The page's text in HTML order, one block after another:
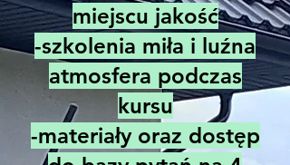
miejscu jakość
-szkolenia miła i luźna
atmosfera podczas
kursu
-materiały oraz dostęp